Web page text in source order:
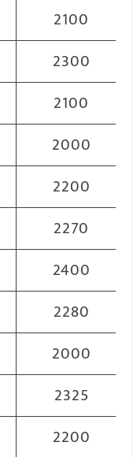
2100
2300
2100
2000
2200
2270
2400
2280
2000
2325
2200